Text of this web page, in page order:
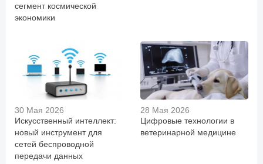
сегмент космической
экономики
30 Мая 2026
Искусственный интеллект:
новый инструмент для
сетей беспроводной
передачи данных
28 Мая 2026
Цифровые технологии в
ветеринарной медицине